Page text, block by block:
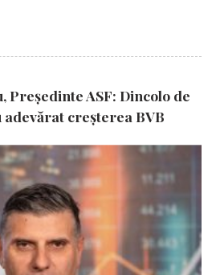
Președinte ASF: Dincolo de
adevărat creșterea BVB